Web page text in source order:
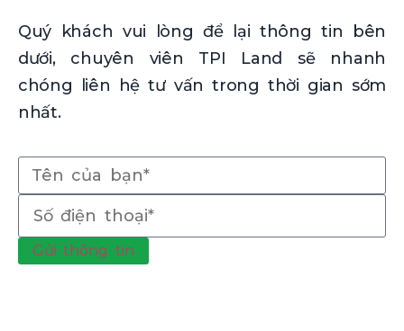
Quý khách vui lòng để lại thông tin bên
dưới, chuyên viên TPI Land sẽ nhanh
chóng liên hệ tư vấn trong thời gian sớm
nhất.
Gửi thông tin